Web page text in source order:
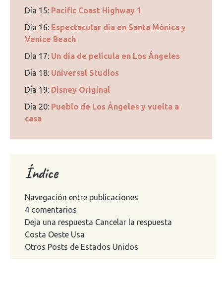
Día 15: Pacific Coast Highway 1
Día 16: Espectacular día en Santa Mónica y
Venice Beach
Día 17: Un día de película en Los Ángeles
Día 18: Universal Studios
Día 19: Disney Original
Día 20: Pueblo de Los Ángeles y vuelta a
casa
Índice
Navegación entre publicaciones
4 comentarios
Deja una respuesta Cancelar la respuesta
Costa Oeste Usa
Otros Posts de Estados Unidos